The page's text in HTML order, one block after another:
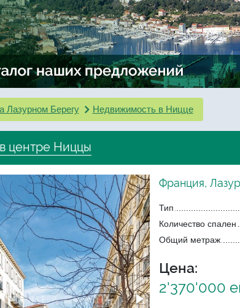
Лазурном Берегу Недвижимость в Ницце
центре Ниццы
Франция,
Тип
Количество спален
Общий метраж
Цена:
2'370'000